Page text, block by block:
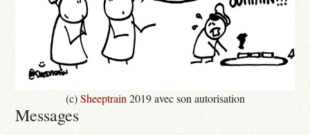
(c)Sheeptrain 2019 avec son autorisation
Messages